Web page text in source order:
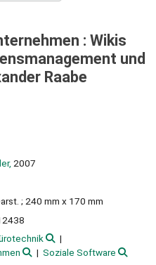
: Wikis
und
Raabe
2007
; 240 mm x 170 mm
Soziale Software